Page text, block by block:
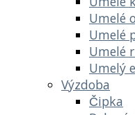
Umelé
Umelé
Umelé
Umelý
Výzdoba
Čipka